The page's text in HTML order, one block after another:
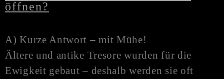
öffnen?
A) Kurze Antwort – mit Mühe!
Ältere und antike Tresore wurden für die
Ewigkeit gebaut – deshalb werden sie oft